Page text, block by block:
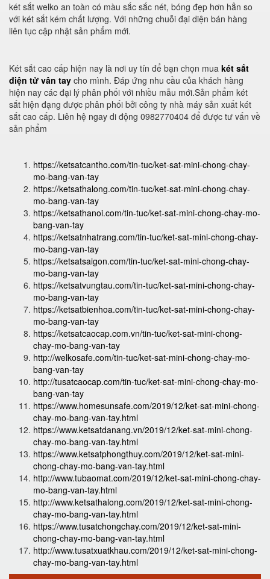
két sắt welko an toàn có màu sắc sắc nét, bóng đẹp hơn hẳn so
với két sắt kém chất lượng. Với những chuỗi đại diện bán hàng
liên tục cập nhật sản phẩm mới.
Két sắt cao cấp hiện nay là nơi uy tín để bạn chọn mua két sắt
điện tử vân tay cho mình. Đáp ứng nhu cầu của khách hàng
hiện nay các đại lý phân phối với nhiều mẫu mới.Sản phẩm két
sắt hiện đạng được phân phối bởi công ty nhà máy sản xuất két
sắt cao cấp. Liên hệ ngay di động 0982770404 để được tư vấn về
sản phẩm
https://ketsatcantho.com/tin-tuc/ket-sat-mini-chong-chay-
mo-bang-van-tay
https://ketsathalong.com/tin-tuc/ket-sat-mini-chong-chay-
mo-bang-van-tay
https://ketsathanoi.com/tin-tuc/ket-sat-mini-chong-chay-mo-
bang-van-tay
https://ketsatnhatrang.com/tin-tuc/ket-sat-mini-chong-chay-
mo-bang-van-tay
https://ketsatsaigon.com/tin-tuc/ket-sat-mini-chong-chay-
mo-bang-van-tay
https://ketsatvungtau.com/tin-tuc/ket-sat-mini-chong-chay-
mo-bang-van-tay
https://ketsatbienhoa.com/tin-tuc/ket-sat-mini-chong-chay-
mo-bang-van-tay
https://ketsatcaocap.com.vn/tin-tuc/ket-sat-mini-chong-
chay-mo-bang-van-tay
http://welkosafe.com/tin-tuc/ket-sat-mini-chong-chay-mo-
bang-van-tay
http://tusatcaocap.com/tin-tuc/ket-sat-mini-chong-chay-mo-
bang-van-tay
https://www.homesunsafe.com/2019/12/ket-sat-mini-chong-
chay-mo-bang-van-tay.html
https://www.ketsatdanang.vn/2019/12/ket-sat-mini-chong-
chay-mo-bang-van-tay.html
https://www.ketsatphongthuy.com/2019/12/ket-sat-mini-
chong-chay-mo-bang-van-tay.html
http://www.tubaomat.com/2019/12/ket-sat-mini-chong-chay-
mo-bang-van-tay.html
http://www.ketsathalong.com/2019/12/ket-sat-mini-chong-
chay-mo-bang-van-tay.html
https://www.tusatchongchay.com/2019/12/ket-sat-mini-
chong-chay-mo-bang-van-tay.html
http://www.tusatxuatkhau.com/2019/12/ket-sat-mini-chong-
chay-mo-bang-van-tay.html